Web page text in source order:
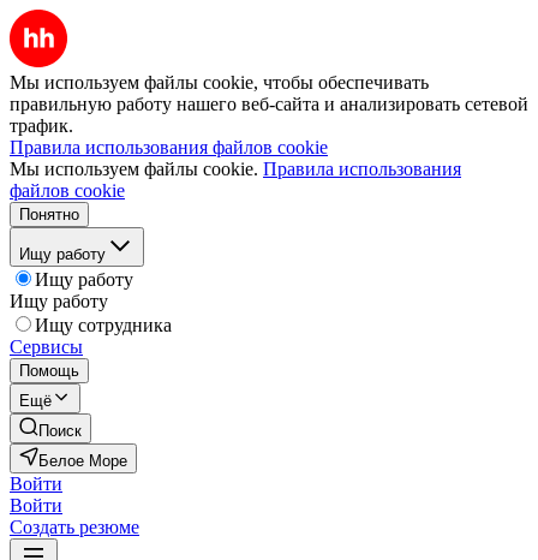
Мы используем файлы cookie, чтобы обеспечивать
правильную работу нашего веб-сайта и анализировать сетевой
трафик.
Правила использования файлов cookie
Мы используем файлы cookie. Правила использования
файлов cookie
Понятно
Ищу работу
Ищу работу
Ищу работу
Ищу сотрудника
Сервисы
Помощь
Ещё
Поиск
Белое Море
Войти
Войти
Создать резюме